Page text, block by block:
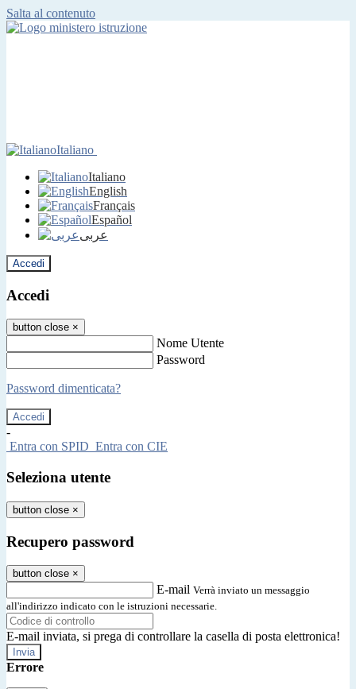
Salta al contenuto
Italiano
Italiano
English
Français
Español
عربى
Accedi
Accedi
button close ×
Nome Utente
Password
Password dimenticata?
-
Entra con SPID Entra con CIE
Seleziona utente
button close ×
Recupero password
button close ×
E-mail Verrà inviato un messaggio
all'indirizzo indicato con le istruzioni necessarie.
E-mail inviata, si prega di controllare la casella di posta elettronica!
Errore